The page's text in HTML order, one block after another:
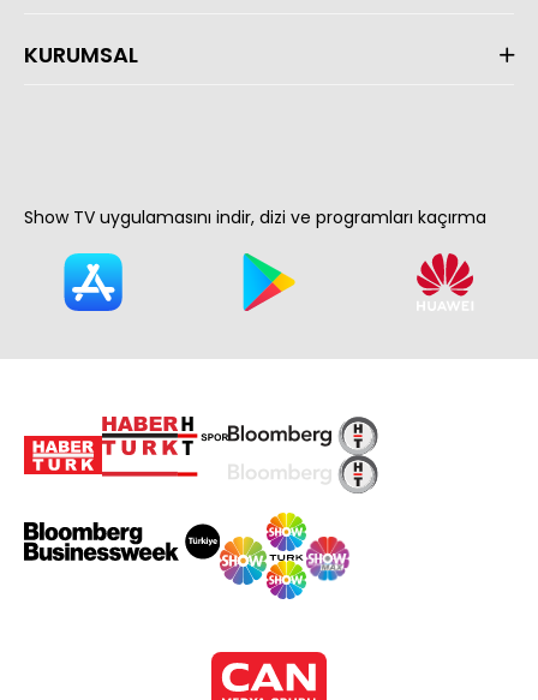
KURUMSAL
Show TV uygulamasını indir, dizi ve programları kaçırma